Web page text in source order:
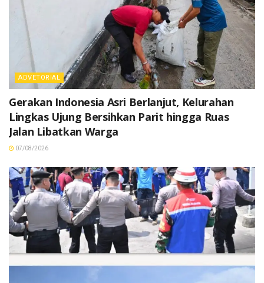
ADVETORIAL
Gerakan Indonesia Asri Berlanjut, Kelurahan
Lingkas Ujung Bersihkan Parit hingga Ruas
Jalan Libatkan Warga
07/08/2026